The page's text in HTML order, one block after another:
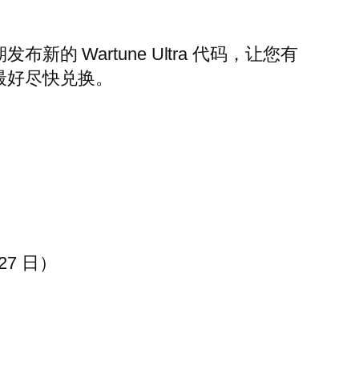
布新的 Wartune Ultra 代码，让您有
尽快兑换。
日）